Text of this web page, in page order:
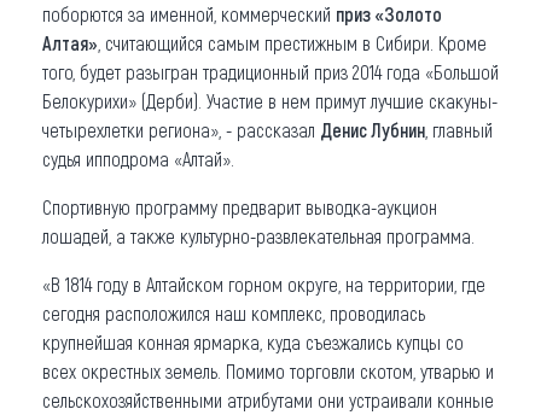
поборются за именной, коммерческий приз «Золото
Алтая» , считающийся самым престижным в Сибири. Кроме
того, будет разыгран традиционный приз 2014 года «Большой
Белокурихи» (Дерби). Участие в нем примут лучшие скакуны-
четырехлетки региона», - рассказал Денис Лубнин , главный
судья ипподрома «Алтай».
Спортивную программу предварит выводка-аукцион
лошадей, а также культурно-развлекательная программа.
«В 1814 году в Алтайском горном округе, на территории, где
сегодня расположился наш комплекс, проводилась
крупнейшая конная ярмарка, куда съезжались купцы со
всех окрестных земель. Помимо торговли скотом, утварью и
сельскохозяйственными атрибутами они устраивали конные